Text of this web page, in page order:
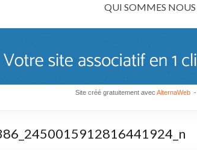
QUI SOMMES NOUS
Site créé gratuitement avec AlternaWeb-